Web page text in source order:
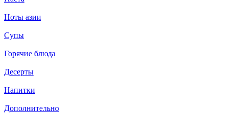
Ноты азии
Супы
Горячие блюда
Десерты
Напитки
Дополнительно